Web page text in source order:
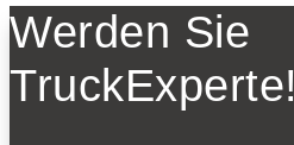
Werden Sie
TruckExperte!